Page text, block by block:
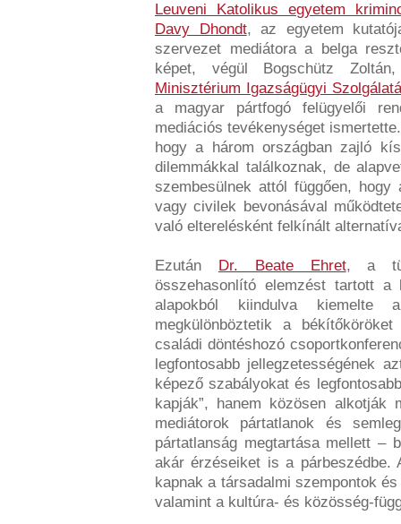
Leuveni Katolikus egyetem
Davy Dhondt, az egyetem
szervezet mediátora a belga
képet, végül Bogschütz
Minisztérium Igazságügyi
a magyar pártfogó felügyelői
mediációs tevékenységet
hogy a három országban zajló
dilemmákkal találkoznak, de
szembesülnek attól függően,
vagy civilek bevonásával
való elterelésként felkínált
Ezután Dr. Beate Ehret, a
összehasonlító elemzést tartott a
alapokból kiindulva kiemelte
megkülönböztetik a
családi döntéshozó
legfontosabb jellegzetességének
képező szabályokat és
kapják”, hanem közösen
mediátorok pártatlanok és
pártatlanság megtartása mellett –
akár érzéseiket is a párbeszédbe.
kapnak a társadalmi szempontok
valamint a kultúra- és közösség-